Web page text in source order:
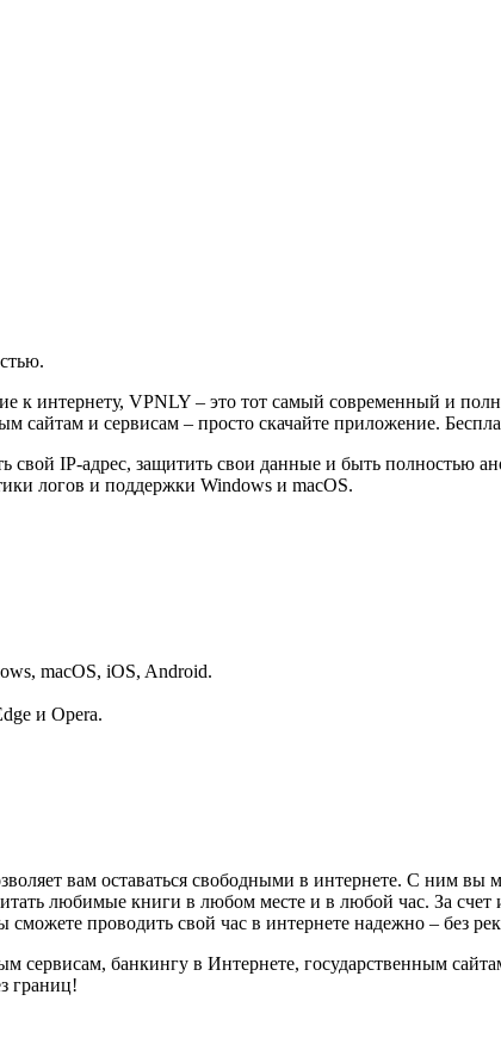
к интернету, VPNLY – это тот самый современный и
и сервисам – просто скачайте приложение.
свой IP-адрес, защитить свои данные и быть полностью
логов и поддержки Windows и macOS.
macOS, iOS, Android.
и Opera.
вам оставаться свободными в интернете. С ним вы
любимые книги в любом месте и в любой час. За счет
проводить свой час в интернете надежно – без
сервисам, банкингу в Интернете, государственным
границ!